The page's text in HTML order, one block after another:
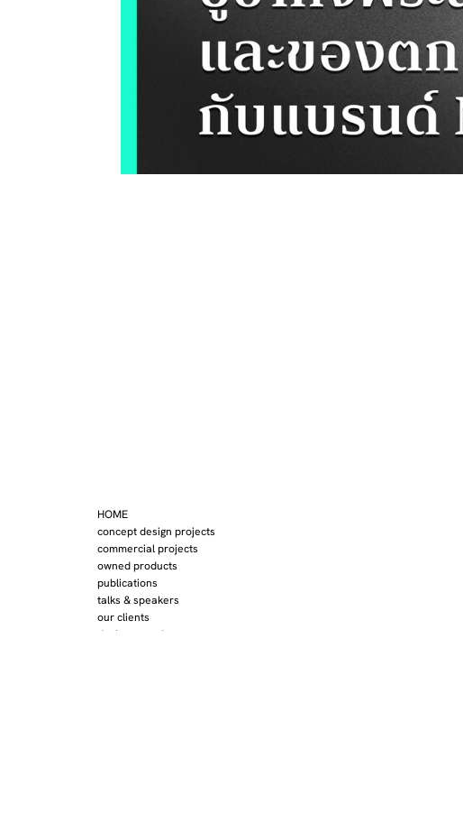
HOME
concept design projects
commercial projects
owned products
publications
talks & speakers
our clients
design awards